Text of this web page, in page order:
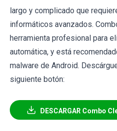
largo y complicado que
informáticos avanzados.
herramienta profesional para
automática, y está
malware de Android.
siguiente botón:
DESCARGAR Combo